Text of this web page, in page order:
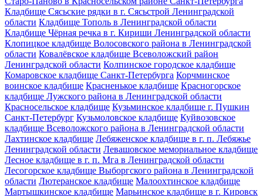
Кладбище Сясьские рядки в г. Сясьстрой Ленинградской
области Кладбище Тополь в Ленинградской области
Кладбище Чёрная речка в г. Кириши Ленинградской области
Клопицкое кладбище Волосовского района в Ленинградской
области Ковалёвское кладбище Всеволожский район
Ленинградской области Колпинское городское кладбище
Комаровское кладбище Санкт-Петербурга Корчминское
воинское кладбище Красненькое кладбище Красногорское
кладбище Лужского района в Ленинградской области
Красносельское кладбище Кузьминское кладбище г. Пушкин
Санкт-Петербург Кузьмоловское кладбище Куйвозовское
кладбище Всеволожского района в Ленинградской области
Лахтинское кладбище Лебяженское кладбище в г. п. Лебяжье
Ленинградской области Левашовское мемориальное кладбище
Лесное кладбище в г. п. Мга в Ленинградской области
Лесогорское кладбище Выборгского района в Ленинградской
области Лютеранское кладбище Малоохтинское кладбище
Мартышкинское кладбище Марьинское кладбище в г. Кировск